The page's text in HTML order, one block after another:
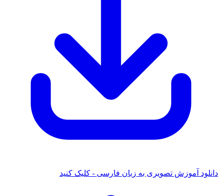
آموزش تصویری به زبان فارسی - کلیک کنید